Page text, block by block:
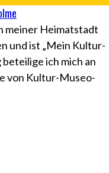
meiner Heimatstadt
und ist „Mein Kultur-
ich mich an
von Kultur-Museo-